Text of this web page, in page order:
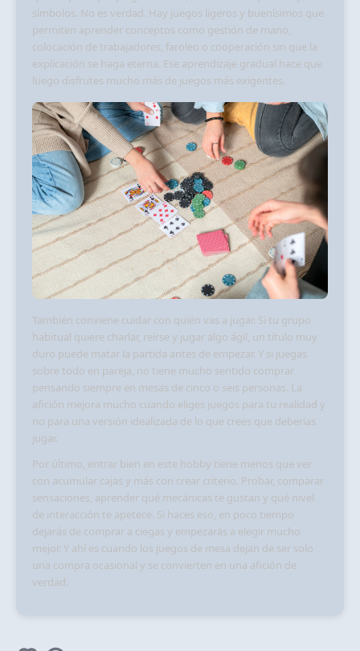
símbolos. No es verdad. Hay juegos ligeros y buenísimos que
permiten aprender conceptos como gestión de mano,
colocación de trabajadores, faroleo o cooperación sin que la
explicación se haga eterna. Ese aprendizaje gradual hace que
luego disfrutes mucho más de juegos más exigentes.
También conviene cuidar con quién vas a jugar. Si tu grupo
habitual quiere charlar, reírse y jugar algo ágil, un título muy
duro puede matar la partida antes de empezar. Y si juegas
sobre todo en pareja, no tiene mucho sentido comprar
pensando siempre en mesas de cinco o seis personas. La
afición mejora mucho cuando eliges juegos para tu realidad y
no para una versión idealizada de lo que crees que deberías
jugar.
Por último, entrar bien en este hobby tiene menos que ver
con acumular cajas y más con crear criterio. Probar, comparar
sensaciones, aprender qué mecánicas te gustan y qué nivel
de interacción te apetece. Si haces eso, en poco tiempo
dejarás de comprar a ciegas y empezarás a elegir mucho
mejor. Y ahí es cuando los juegos de mesa dejan de ser solo
una compra ocasional y se convierten en una afición de
verdad.